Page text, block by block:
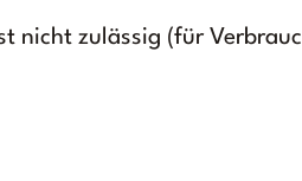
nicht zulässig (für